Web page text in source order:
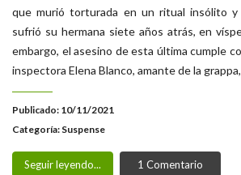
que murió torturada en un ritual insólito
sufrió su hermana siete años atrás, en
embargo, el asesino de esta última cumple
inspectora Elena Blanco, amante de la
Publicado: 10/11/2021
Categoría: Suspense
Seguir leyendo... 1 Comentario